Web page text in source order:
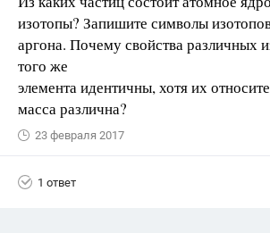
изотопы? Запишите символы
аргона. Почему свойства различных
того же
элемента идентичны, хотя их
масса различна?
23 февраля 2017
1 ответ